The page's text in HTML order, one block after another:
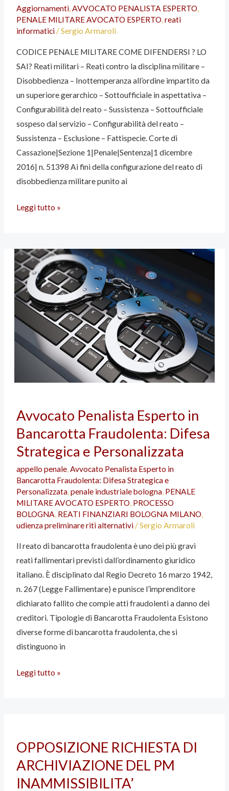
Aggiornamenti,AVVOCATO PENALISTA ESPERTO,
PENALE MILITARE AVOCATO ESPERTO,reati
informatici/Sergio Armaroli
CODICE PENALE MILITARE COME DIFENDERSI ? LO
SAI? Reati militari – Reati contro la disciplina militare –
Disobbedienza – Inottemperanza all’ordine impartito da
un superiore gerarchico – Sottoufficiale in aspettativa –
Configurabilità del reato – Sussistenza – Sottoufficiale
sospeso dal servizio – Configurabilità del reato –
Sussistenza – Esclusione – Fattispecie. Corte di
Cassazione|Sezione 1|Penale|Sentenza|1 dicembre
2016| n. 51398 Ai fini della configurazione del reato di
disobbedienza militare punito ai
aspettativa
–
Sottoufficiale
sospeso
Configurabilità
Sussistenza
Fattispecie.
Corte
di
Cassazione|Sezione
1|Penale|Sentenza|1
dicembre
2016| n.
51398
Leggi tutto »
Avvocato Penalista Esperto in
Bancarotta Fraudolenta: Difesa
Strategica e Personalizzata
appello penale, Avvocato Penalista Esperto in
Bancarotta Fraudolenta: Difesa Strategica e
Personalizzata, penale industriale bologna, PENALE
MILITARE AVOCATO ESPERTO PROCESSO
BOLOGNA REATI FINANZIARI BOLOGNA MILANO
udienza preliminare riti alternativi/Sergio Armaroli
Il reato di bancarotta fraudolenta è uno dei più gravi
reati fallimentari previsti dall’ordinamento giuridico
italiano. È disciplinato dal Regio Decreto 16 marzo 1942,
n. 267 (Legge Fallimentare) e punisce l’imprenditore
dichiarato fallito che compie atti fraudolenti a danno dei
creditori. Tipologie di Bancarotta Fraudolenta Esistono
diverse forme di bancarotta fraudolenta, che si
distinguono in
Penalista
Esperto
in
Bancarotta
Fraudolenta:
Difesa
Strategica
e
Personalizzata
Leggi tutto »
OPPOSIZIONE RICHIESTA DI
ARCHIVIAZIONE DEL PM
INAMMISSIBILITA’
RICHIESTA
DI
ARCHIVIAZIONE